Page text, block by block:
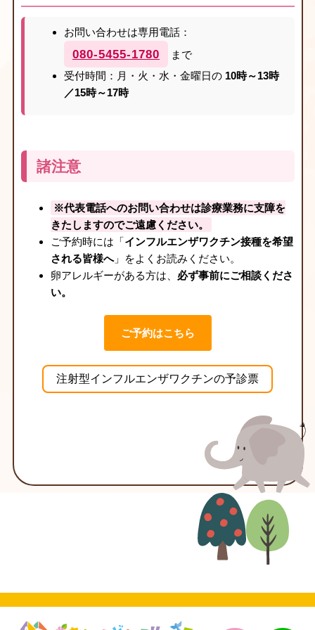
お問い合わせは専用電話：
080-5455-1780
まで
受付時間：月・火・水・金曜日の 10時～13時
／15時～17時
諸注意
※代表電話へのお問い合わせは診療業務に支障を
きたしますのでご遠慮ください。
ご予約時には「 インフルエンザワクチン接種を希望
される皆様へ」をよくお読みください。
卵アレルギーがある方は、 必ず事前にご相談くださ
い。
ご予約はこちら
注射型インフルエンザワクチンの予診票